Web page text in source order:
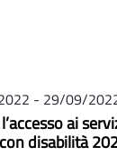
- 29/09/
ai
disabilità